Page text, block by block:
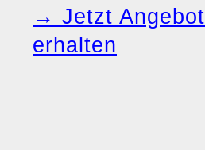
→ Jetzt Angebot
erhalten